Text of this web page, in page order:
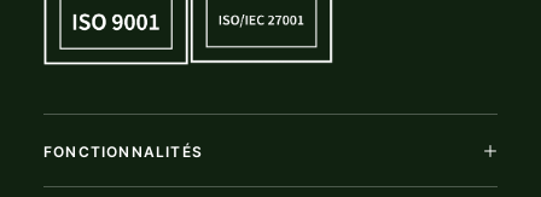
FONCTIONNALITÉS